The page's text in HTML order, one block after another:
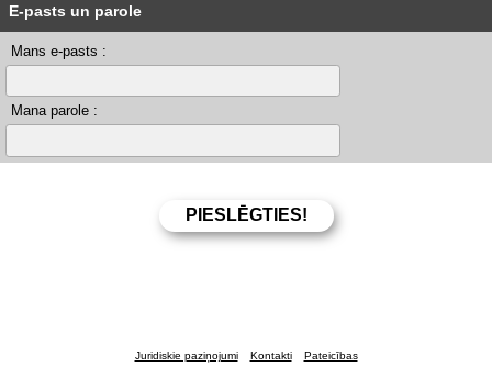
E-pasts un parole
Mans e-pasts :
Mana parole :
Juridiskie paziņojumi Kontakti Pateicības